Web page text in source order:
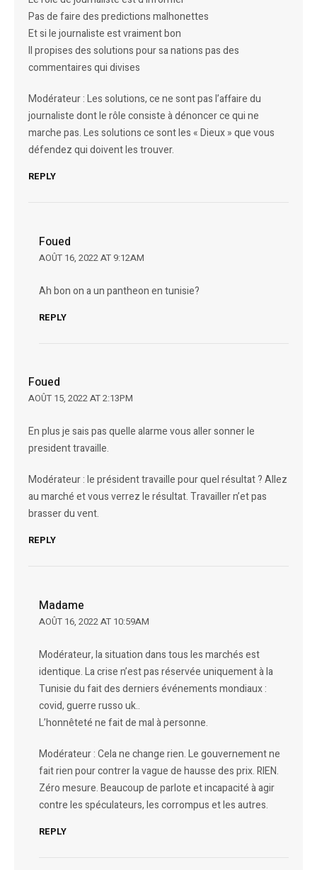
Pas de faire des predictions malhonettes
Et si le journaliste est vraiment bon
Il propises des solutions pour sa nations pas des
commentaires qui divises
Modérateur : Les solutions, ce ne sont pas l’affaire du
journaliste dont le rôle consiste à dénoncer ce qui ne
marche pas. Les solutions ce sont les « Dieux » que vous
défendez qui doivent les trouver.
REPLY
Foued
AOÛT 16, 2022 AT 9:12AM
Ah bon on a un pantheon en tunisie?
REPLY
Foued
AOÛT 15, 2022 AT 2:13PM
En plus je sais pas quelle alarme vous aller sonner le
president travaille.
Modérateur : le président travaille pour quel résultat ? Allez
au marché et vous verrez le résultat. Travailler n’et pas
brasser du vent.
REPLY
Madame
AOÛT 16, 2022 AT 10:59AM
Modérateur, la situation dans tous les marchés est
identique. La crise n’est pas réservée uniquement à la
Tunisie du fait des derniers événements mondiaux :
covid, guerre russo uk..
L’honnêteté ne fait de mal à personne.
Modérateur : Cela ne change rien. Le gouvernement ne
fait rien pour contrer la vague de hausse des prix. RIEN.
Zéro mesure. Beaucoup de parlote et incapacité à agir
contre les spéculateurs, les corrompus et les autres.
REPLY